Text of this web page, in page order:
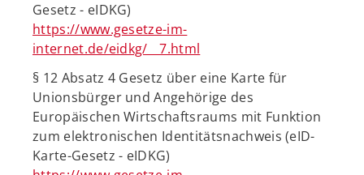
Gesetz - eIDKG)
https://www.gesetze-im-
internet.de/eidkg/__7.html
§ 12 Absatz 4 Gesetz über eine Karte für
Unionsbürger und Angehörige des
Europäischen Wirtschaftsraums mit Funktion
zum elektronischen Identitätsnachweis (eID-
Karte-Gesetz - eIDKG)